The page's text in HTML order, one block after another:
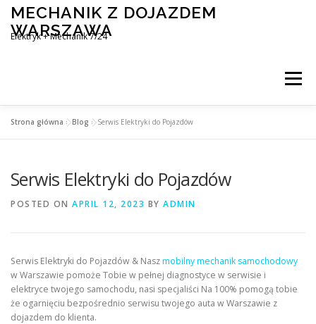
Skip
content
MECHANIK Z DOJAZDEM
WARSZAWA
Elektryk + Mechanik 7/24
Menu
ELEKTRYK SAMOCHODOWY BLOG
Strona główna »Blog »Serwis Elektryki do Pojazdów
Serwis Elektryki do Pojazdów
POSTED ON APRIL 12, 2023 BY ADMIN
Serwis Elektryki do Pojazdów & Naszmobilny mechanik samochodowy
w Warszawie pomoże Tobie w pełnej diagnostyce w serwisie i
elektryce twojego samochodu, nasi specjaliści Na 100% pomogą tobie
że ogarnięciu bezpośrednio serwisu twojego auta w Warszawie z
dojazdem do klienta.